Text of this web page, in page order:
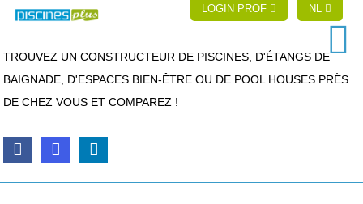
LOGIN PROF NL
TROUVEZ UN CONSTRUCTEUR DE PISCINES, D'ÉTANGS DE
BAIGNADE, D'ESPACES BIEN-ÊTRE OU DE POOL HOUSES PRÈS
DE CHEZ VOUS ET COMPAREZ !